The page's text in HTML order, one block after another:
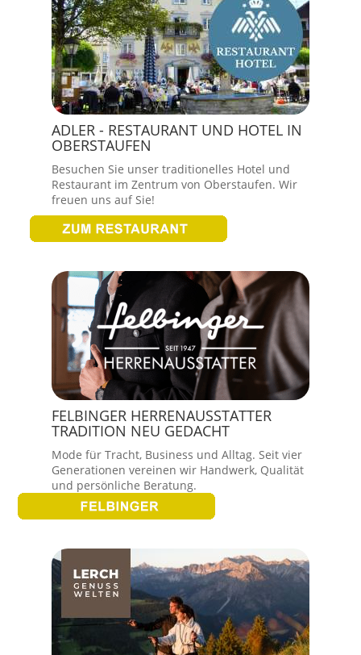
ADLER - RESTAURANT UND HOTEL IN
OBERSTAUFEN
Besuchen Sie unser traditionelles Hotel und
Restaurant im Zentrum von Oberstaufen. Wir
freuen uns auf Sie!
FELBINGER HERRENAUSSTATTER
TRADITION NEU GEDACHT
Mode für Tracht, Business und Alltag. Seit vier
Generationen vereinen wir Handwerk, Qualität
und persönliche Beratung.